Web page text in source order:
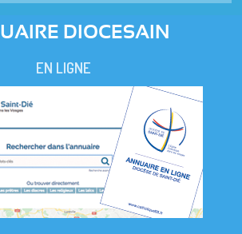
DIOCESAIN
EN LIGNE